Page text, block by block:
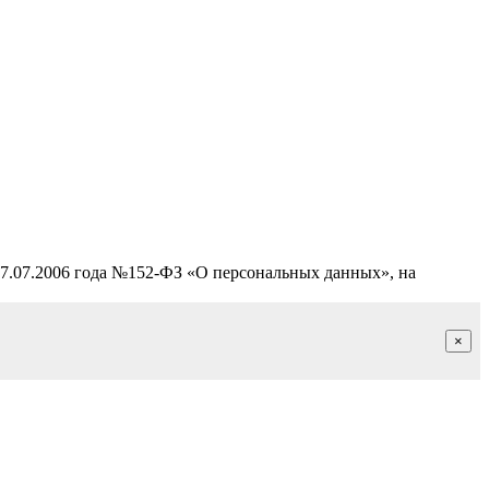
года №152-ФЗ «О персональных данных», на
×